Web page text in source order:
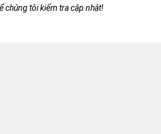
chúng tôi kiểm tra cập nhật!